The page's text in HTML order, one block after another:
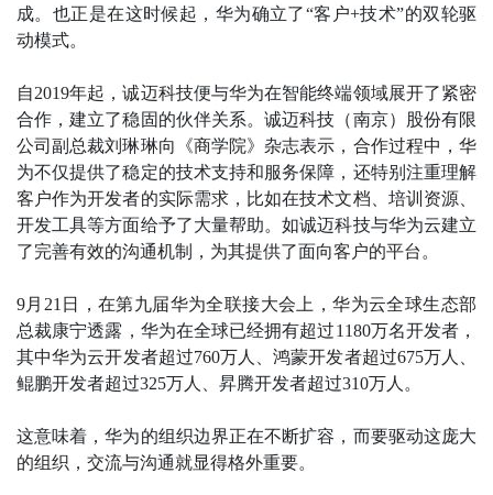
成。也正是在这时候起，华为确立了“客户+技术”的双轮驱
动模式。
自2019年起，诚迈科技便与华为在智能终端领域展开了紧密
合作，建立了稳固的伙伴关系。诚迈科技（南京）股份有限
公司副总裁刘琳琳向《商学院》杂志表示，合作过程中，华
为不仅提供了稳定的技术支持和服务保障，还特别注重理解
客户作为开发者的实际需求，比如在技术文档、培训资源、
开发工具等方面给予了大量帮助。如诚迈科技与华为云建立
了完善有效的沟通机制，为其提供了面向客户的平台。
9月21日，在第九届华为全联接大会上，华为云全球生态部
总裁康宁透露，华为在全球已经拥有超过1180万名开发者，
其中华为云开发者超过760万人、鸿蒙开发者超过675万人、
鲲鹏开发者超过325万人、昇腾开发者超过310万人。
这意味着，华为的组织边界正在不断扩容，而要驱动这庞大
的组织，交流与沟通就显得格外重要。